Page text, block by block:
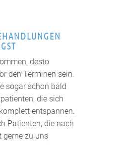
desto
den Terminen sein.
sogar schon bald
die sich
entspannen.
Patienten, die nach
gerne zu uns